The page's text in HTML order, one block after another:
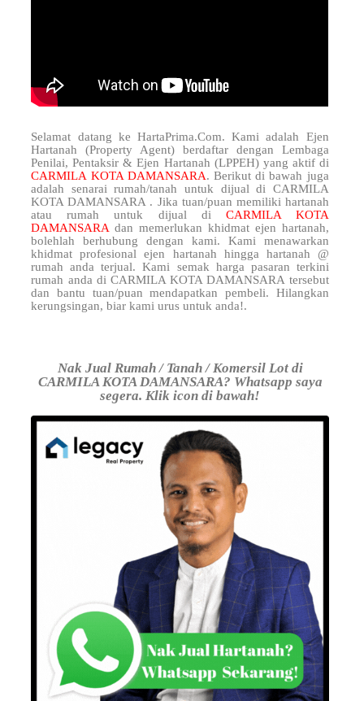
Selamat datang ke HartaPrima.Com. Kami adalah Ejen
Hartanah (Property Agent) berdaftar dengan Lembaga
Penilai, Pentaksir & Ejen Hartanah (LPPEH) yang aktif di
CARMILA KOTA DAMANSARA. Berikut di bawah juga
adalah senarai rumah/tanah untuk dijual di CARMILA
KOTA DAMANSARA . Jika tuan/puan memiliki hartanah
atau rumah untuk dijual di CARMILA KOTA
DAMANSARAdan memerlukan khidmat ejen hartanah,
bolehlah berhubung dengan kami. Kami menawarkan
khidmat profesional ejen hartanah hingga hartanah @
rumah anda terjual. Kami semak harga pasaran terkini
rumah anda di CARMILA KOTA DAMANSARA tersebut
dan bantu tuan/puan mendapatkan pembeli. Hilangkan
kerungsingan, biar kami urus untuk anda!.
Nak Jual Rumah / Tanah / Komersil Lot di
CARMILA KOTA DAMANSARA? Whatsapp saya
segera. Klik icon di bawah!